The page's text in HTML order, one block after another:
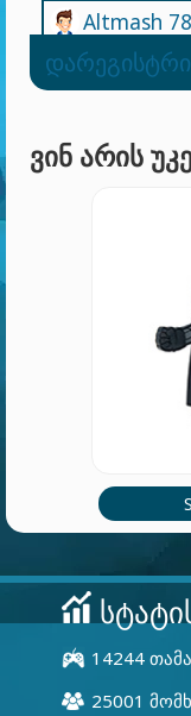
which is the
Altmash
Akuxyxthytga
ᲕᲘᲜ ᲐᲠᲘᲡ